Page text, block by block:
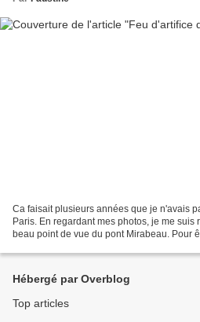
Ca faisait plusieurs années que je n'avais
Paris. En regardant mes photos, je me suis
beau point de vue du pont Mirabeau. Pour
Hébergé par Overblog
Top articles